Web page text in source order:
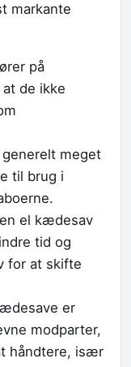
markante
på
de ikke
meget
til brug i
el kædesav
tid og
for at skifte
er
modparter,
håndtere, især